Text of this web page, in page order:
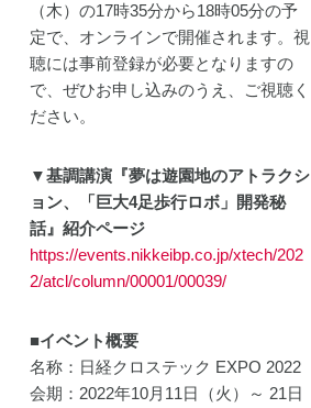
（木）の17時35分から18時05分の予
定で、オンラインで開催されます。視
聴には事前登録が必要となりますの
で、ぜひお申し込みのうえ、ご視聴く
ださい。
▼基調講演『夢は遊園地のアトラクシ
ョン、「巨大4足歩行ロボ」開発秘
話』紹介ページ
https://events.nikkeibp.co.jp/xtech/202
2/atcl/column/00001/00039/
■イベント概要
名称：日経クロステック EXPO 2022
会期：2022年10月11日（火）～ 21日